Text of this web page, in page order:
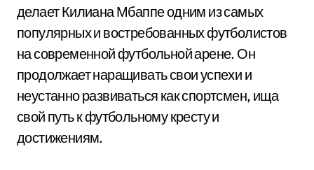
делает Килиана Мбаппе одним из самых
популярных и востребованных футболистов
на современной футбольной арене. Он
продолжает наращивать свои успехи и
неустанно развиваться как спортсмен, ища
свой путь к футбольному кресту и
достижениям.